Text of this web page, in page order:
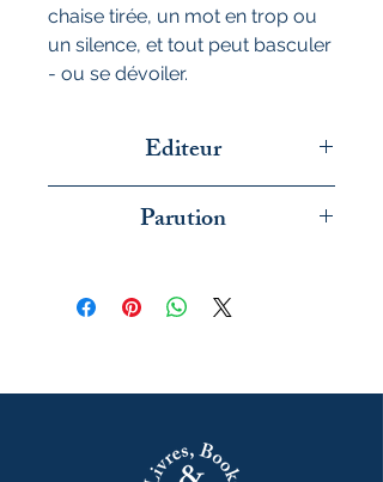
chaise tirée, un mot en trop ou
un silence, et tout peut basculer
- ou se dévoiler.
Editeur
Parution